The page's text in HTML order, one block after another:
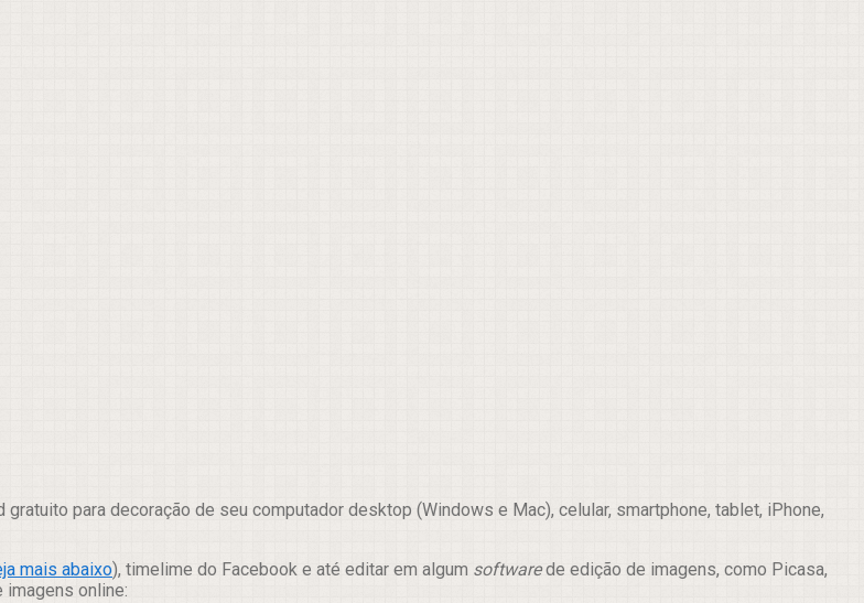
para decoração de seu computador desktop (Windows e Mac), celular, smartphone, tablet, iPhone,
mais abaixo), timelime do Facebook e até editar em algum softwarede edição de imagens, como Picasa,
online: